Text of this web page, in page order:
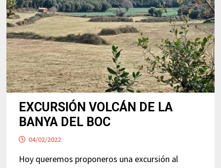
EXCURSIÓN VOLCÁN DE LA
BANYA DEL BOC
04/02/2022
Hoy queremos proponeros una excursión al